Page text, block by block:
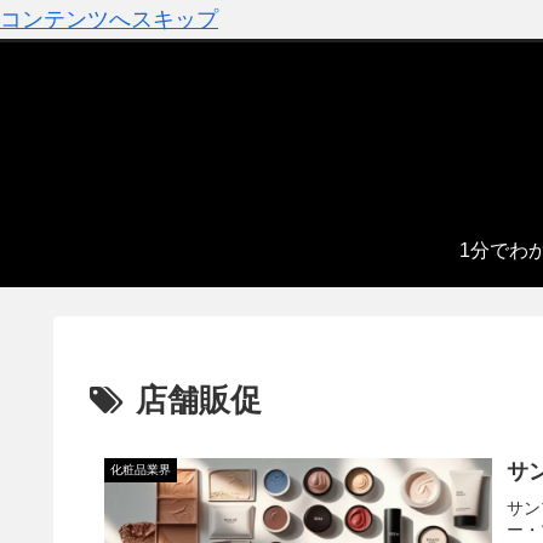
コンテンツへスキップ
1分でわ
店舗販促
化粧品業界 サ
サ
ー